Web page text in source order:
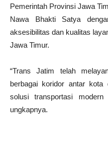
Pemerintah Provinsi Jawa
Nawa Bhakti Satya
aksesibilitas dan kualitas
Jawa Timur.
“Trans Jatim telah
berbagai koridor antar kota
solusi transportasi
ungkapnya.